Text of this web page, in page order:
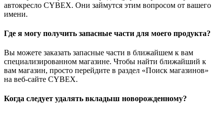
автокресло CYBEX. Они займутся этим вопросом от вашего
имени.
Где я могу получить запасные части для моего продукта?
Вы можете заказать запасные части в ближайшем к вам
специализированном магазине. Чтобы найти ближайший к
вам магазин, просто перейдите в раздел «Поиск магазинов»
на веб-сайте CYBEX.
Когда следует удалять вкладыш новорожденному?